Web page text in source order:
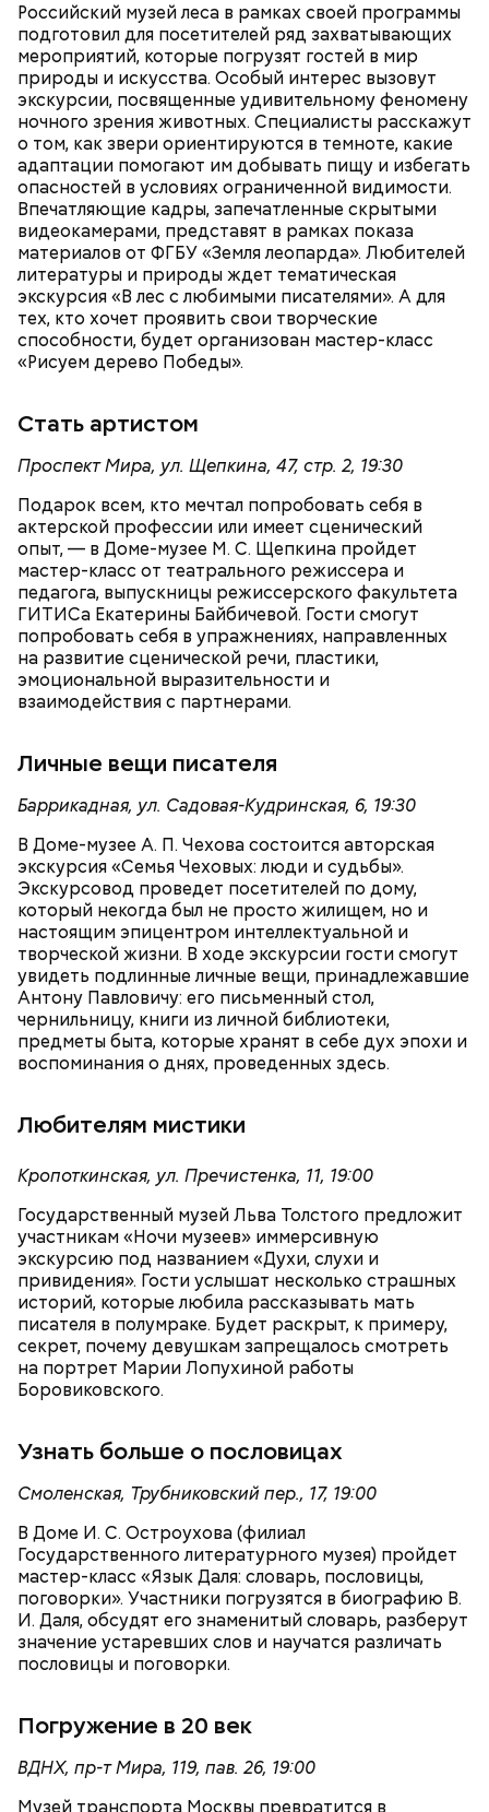
Российский музей леса в рамках своей программы
подготовил для посетителей ряд захватывающих
мероприятий, которые погрузят гостей в мир
природы и искусства. Особый интерес вызовут
экскурсии, посвященные удивительному феномену
ночного зрения животных. Специалисты расскажут
о том, как звери ориентируются в темноте, какие
адаптации помогают им добывать пищу и избегать
опасностей в условиях ограниченной видимости.
Впечатляющие кадры, запечатленные скрытыми
видеокамерами, представят в рамках показа
материалов от ФГБУ «Земля леопарда». Любителей
литературы и природы ждет тематическая
экскурсия «В лес с любимыми писателями». А для
тех, кто хочет проявить свои творческие
способности, будет организован мастер-класс
«Рисуем дерево Победы».
Стать артистом
Проспект Мира, ул. Щепкина, 47, стр. 2, 19:30
Подарок всем, кто мечтал попробовать себя в
актерской профессии или имеет сценический
опыт, — в Доме-музее М. С. Щепкина пройдет
мастер-класс от театрального режиссера и
педагога, выпускницы режиссерского факультета
ГИТИСа Екатерины Байбичевой. Гости смогут
попробовать себя в упражнениях, направленных
на развитие сценической речи, пластики,
эмоциональной выразительности и
взаимодействия с партнерами.
Личные вещи писателя
Баррикадная, ул. Садовая-Кудринская, 6, 19:30
В Доме-музее А. П. Чехова состоится авторская
экскурсия «Семья Чеховых: люди и судьбы».
Экскурсовод проведет посетителей по дому,
который некогда был не просто жилищем, но и
настоящим эпицентром интеллектуальной и
творческой жизни. В ходе экскурсии гости смогут
увидеть подлинные личные вещи, принадлежавшие
Антону Павловичу: его письменный стол,
чернильницу, книги из личной библиотеки,
предметы быта, которые хранят в себе дух эпохи и
воспоминания о днях, проведенных здесь.
Любителям мистики
Кропоткинская, ул. Пречистенка, 11, 19:00
Государственный музей Льва Толстого предложит
участникам «Ночи музеев» иммерсивную
экскурсию под названием «Духи, слухи и
привидения». Гости услышат несколько страшных
историй, которые любила рассказывать мать
писателя в полумраке. Будет раскрыт, к примеру,
секрет, почему девушкам запрещалось смотреть
на портрет Марии Лопухиной работы
Боровиковского.
Узнать больше о пословицах
Смоленская, Трубниковский пер., 17, 19:00
В Доме И. С. Остроухова (филиал
Государственного литературного музея) пройдет
мастер-класс «Язык Даля: словарь, пословицы,
поговорки». Участники погрузятся в биографию В.
И. Даля, обсудят его знаменитый словарь, разберут
значение устаревших слов и научатся различать
пословицы и поговорки.
Погружение в 20 век
ВДНХ, пр-т Мира, 119, пав. 26, 19:00
Музей транспорта Москвы превратится в
В образовательном комплексе градостроительства
и две сварочные мастерские. Более 600 студентов
изучают системы отопления, водоснабжения и
электротехнику на учебных стендах, которые
Новую учебную мастерскую уборочно-моечных
работ оборудовали в Московском автомобильно-
дорожном колледже имени А. А. Николаева. Здесь
автомобили с помощью специального
оборудования, которое не вредит деталям и
лакокрасочному покрытию. Ежегодно практику
автомехаников и мастеров-приемщиков кузовного
и слесарного цехов. В этом же колледже есть
мастерская по ремонту электромобилей. Мастер
производственного обучения Александр Дорохин
рассказал, что ее оснастили четырьмя
электромобилями «Москвич Зе».
— Закуплено новое оборудование, в частности
диагностический стенд высоковольтной батареи
электромобиля, который позволяет посмотреть
поведение батареи в разных условиях, — уточнил
Александр Дорохин.
Ближе к делу
обновили учебный полигон, имитирующий работу
городских подстанций. На нем ежегодно будут
заниматься более 200 будущих электромонтеров,
электриков и мастеров по ремонту электросетей.
— 90 процентов наших мастерских и лабораторий
подверглись техническому переоснащению, —
заявил замдиректора колледжа Олег Корешков.
В числе индустриальных партнеров проекта
предпрофессиональных медиаклассов —
«Газпром-медиа холдинг», «Вечерняя Москва»,
«Москва Медиа» и другие. Их представители
помогают школьникам погрузиться в разные
профессии, делятся опытом и практическими
навыками. Свои проекты ученики создают и на
базе 21 вуза партнера.